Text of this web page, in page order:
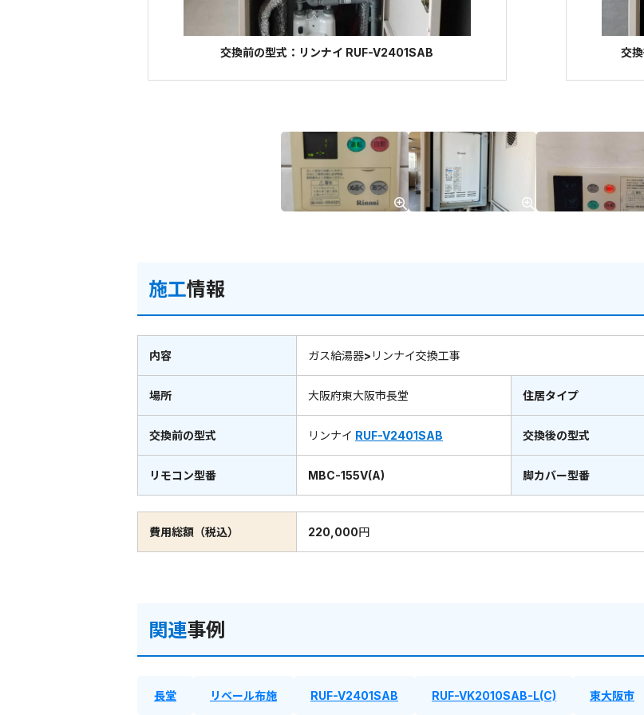
交換前の型式：リンナイ RUF-V2401SAB 交
施工情報
内容 ガス給湯器>リンナイ交換工事
場所 大阪府東大阪市長堂 住居タイプ
交換前の型式 リンナイ RUF-V2401SAB 交換後の型式
リモコン型番 MBC-155V(A) 脚カバー型番
費用総額（税込） 220,000円
関連事例
長堂 リベール布施 RUF-V2401SAB RUF-VK2010SAB-L(C) 東大阪市